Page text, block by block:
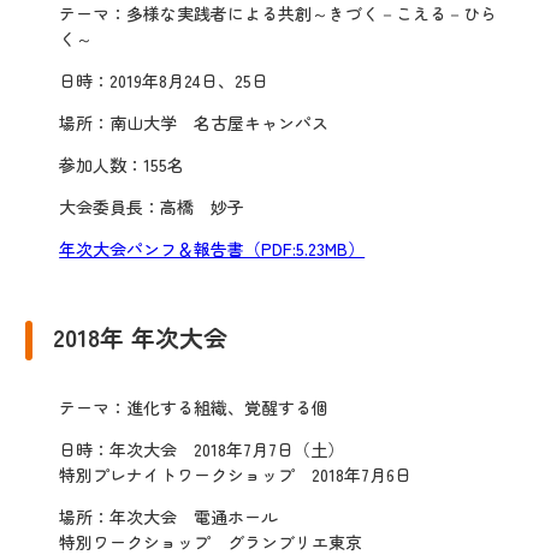
テーマ：多様な実践者による共創～きづく－こえる－ひら
く～
日時：2019年8月24日、25日
場所：南山大学 名古屋キャンパス
参加人数：155名
大会委員長：高橋 妙子
年次大会パンフ＆報告書（PDF:5.23MB）
2018年 年次大会
テーマ：進化する組織、覚醒する個
日時：年次大会 2018年7月7日（土）
特別プレナイトワークショップ 2018年7月6日
場所：年次大会 電通ホール
特別ワークショップ グランブリエ東京